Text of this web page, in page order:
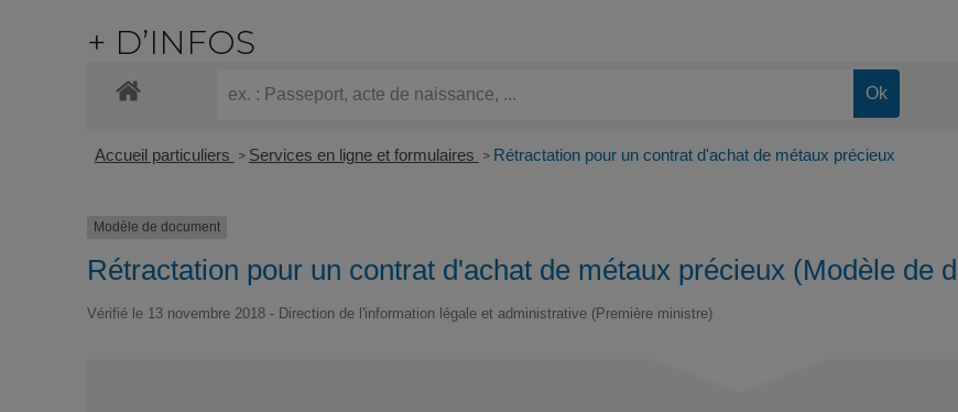
+ D’INFOS
Accueil particuliers > Services en ligne et formulaires > Rétractation pour un contrat d'achat de métaux précieux
Modèle de document
Rétractation pour un contrat d'achat de métaux précieux (Modèle de
Vérifié le 13 novembre 2018 - Direction de l'information légale et administrative (Première ministre)